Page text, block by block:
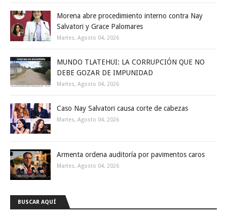
Morena abre procedimiento interno contra Nay
Salvatori y Grace Palomares
Martes, Agosto 04, 2026
MUNDO TLATEHUI: LA CORRUPCIÓN QUE NO
DEBE GOZAR DE IMPUNIDAD
Martes, Agosto 04, 2026
Caso Nay Salvatori causa corte de cabezas
Martes, Agosto 04, 2026
Armenta ordena auditoría por pavimentos caros
Martes, Agosto 04, 2026
BUSCAR AQUÍ